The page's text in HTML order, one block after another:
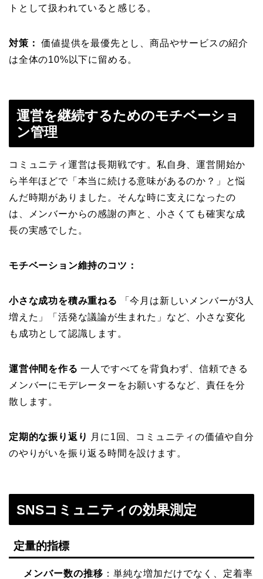
トとして扱われていると感じる。
対策：
価値提供を最優先とし、商品やサービスの紹介
は全体の10%以下に留める。
運営を継続するためのモチベーショ
ン管理
コミュニティ運営は長期戦です。私自身、運営開始か
ら半年ほどで「本当に続ける意味があるのか？」と悩
んだ時期がありました。そんな時に支えになったの
は、メンバーからの感謝の声と、小さくても確実な成
長の実感でした。
モチベーション維持のコツ：
小さな成功を積み重ねる
「今月は新しいメンバーが3人
増えた」「活発な議論が生まれた」など、小さな変化
も成功として認識します。
運営仲間を作る 一人ですべてを背負わず、信頼できる
メンバーにモデレーターをお願いするなど、責任を分
散します。
定期的な振り返り
月に1回、コミュニティの価値や自分
のやりがいを振り返る時間を設けます。
SNSコミュニティの効果測定
定量的指標
メンバー数の推移 ：単純な増加だけでなく、定着率